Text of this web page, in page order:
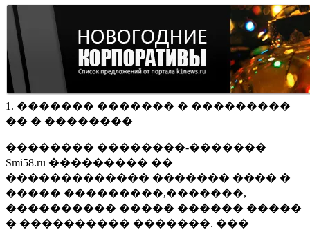
1. ������� ������� � ���������
�� � ��������
�������� ��������-�������
Smi58.ru ��������� ��
������������� ������� ���� �
����� ���������,�������,
���������� ����� ������ �����
� ���������� �������. ���